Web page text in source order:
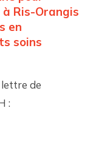
Ris-Orangis
en
soins
de
: